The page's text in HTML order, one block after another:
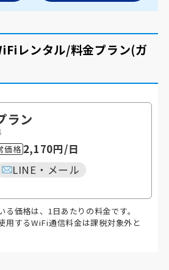
レンタル/料金プラン(ガ
ラン
価格2,170円/日
LINE・メール
価格は、1日あたりの料金です。
用するWiFi通信料金は課税対象外と